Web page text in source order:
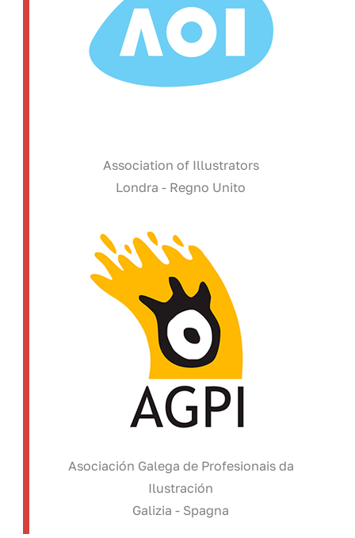
Association of Illustrators
Londra - Regno Unito
Asociación Galega de Profesionais da
Ilustración
Galizia - Spagna